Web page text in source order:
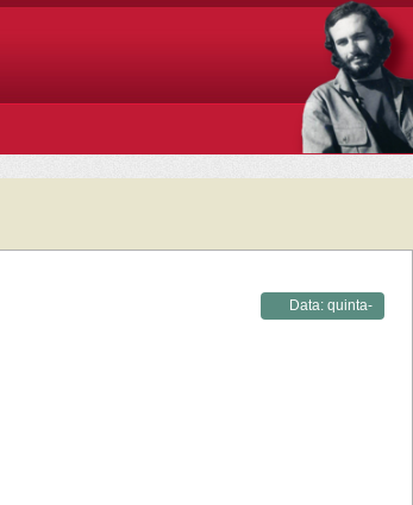
Data: quinta-